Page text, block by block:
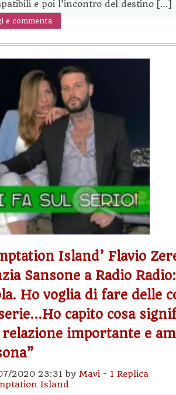
e poi l’incontro del destino […]
e commenta
Island’ Flavio
Sansone a Radio
Ho voglia di fare delle
capito cosa
importante e
2020 23:31 by Mavi - 1 Replica
Island